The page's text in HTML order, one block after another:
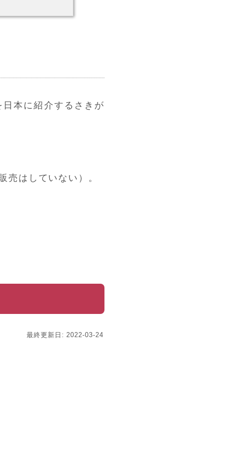
本に紹介するさきが
売はしていない）。
最終更新日: 2022-03-24